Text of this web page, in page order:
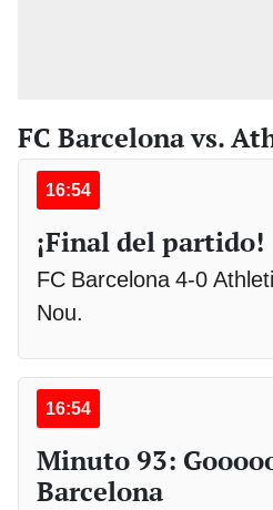
FC Barcelona vs.
16:54
¡Final del partido!
FC Barcelona 4-0
Nou.
16:54
Minuto 93:
Barcelona